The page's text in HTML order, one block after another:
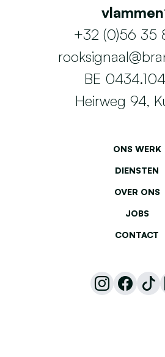
+32 (0)56 35
BE
Heirweg 94,
ONS WERK
DIENSTEN
OVER ONS
JOBS
CONTACT